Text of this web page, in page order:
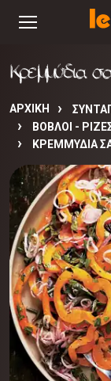
Κρεμμύδια
ΑΡΧΙΚΉ
ΒΟΒΛΟΙ -
ΚΡΕΜΜΎΔΙΑ